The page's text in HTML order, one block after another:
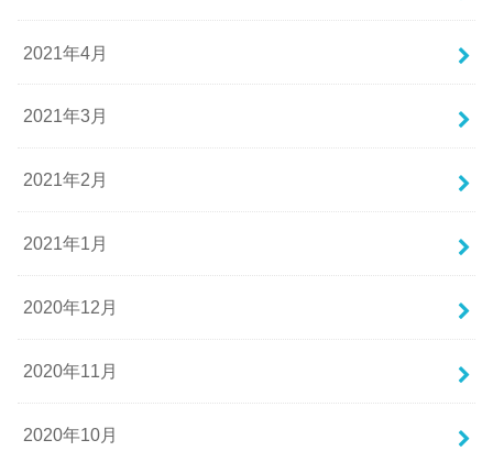
2021年4月
2021年3月
2021年2月
2021年1月
2020年12月
2020年11月
2020年10月